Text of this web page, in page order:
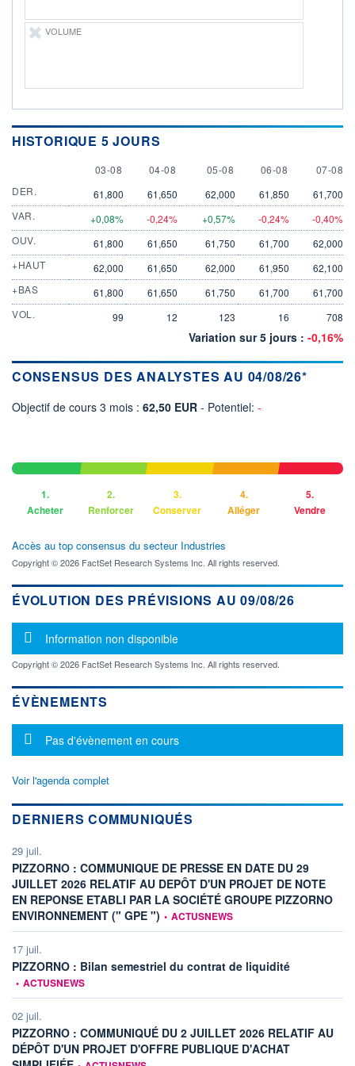
VOLUME
HISTORIQUE 5 JOURS
3 AUGUST
03-08 4 AUGUST
04-08 5 AUGUST
05-08 6 AUGUST
06-08 7
07-08
DER.
61,800 61,650 62,000 61,850
61,700
VAR.
+0,08% -0,24% +0,57% -0,24%
-0,40%
OUV.
61,800 61,650 61,750 61,700
62,000
+HAUT
62,000 61,650 62,000 61,950
62,100
+BAS
61,800 61,650 61,750 61,700
61,700
VOL.
99 12 123 16 708
Variation sur 5 jours : -0,16%
CONSENSUS DES ANALYSTES AU 04/08/26*
Objectif de cours 3 mois : 62,50 EUR - Potentiel: -
1.
Acheter
2.
Renforcer
3.
Conserver
4.
Alléger
5.
Vendre
Accès au top consensus du secteur Industries
Copyright © 2026 FactSet Research Systems Inc. All rights reserved.
ÉVOLUTION DES PRÉVISIONS AU 09/08/26
Message d'information
Information non disponible
Copyright © 2026 FactSet Research Systems Inc. All rights reserved.
ÉVÈNEMENTS
Message d'information
Pas d'évènement en cours
Voir l'agenda complet
DERNIERS COMMUNIQUÉS
29 juil.
PIZZORNO : COMMUNIQUE DE PRESSE EN DATE DU 29
JUILLET 2026 RELATIF AU DEPÔT D'UN PROJET DE NOTE
EN REPONSE ETABLI PAR LA SOCIÉTÉ GROUPE PIZZORNO
ENVIRONNEMENT (" GPE ") information fournie par
• ACTUSNEWS
17 juil.
PIZZORNO : Bilan semestriel du contrat de liquidité
• ACTUSNEWS
02 juil.
PIZZORNO : COMMUNIQUÉ DU 2 JUILLET 2026 RELATIF AU
DÉPÔT D'UN PROJET D'OFFRE PUBLIQUE D'ACHAT
information fournie par